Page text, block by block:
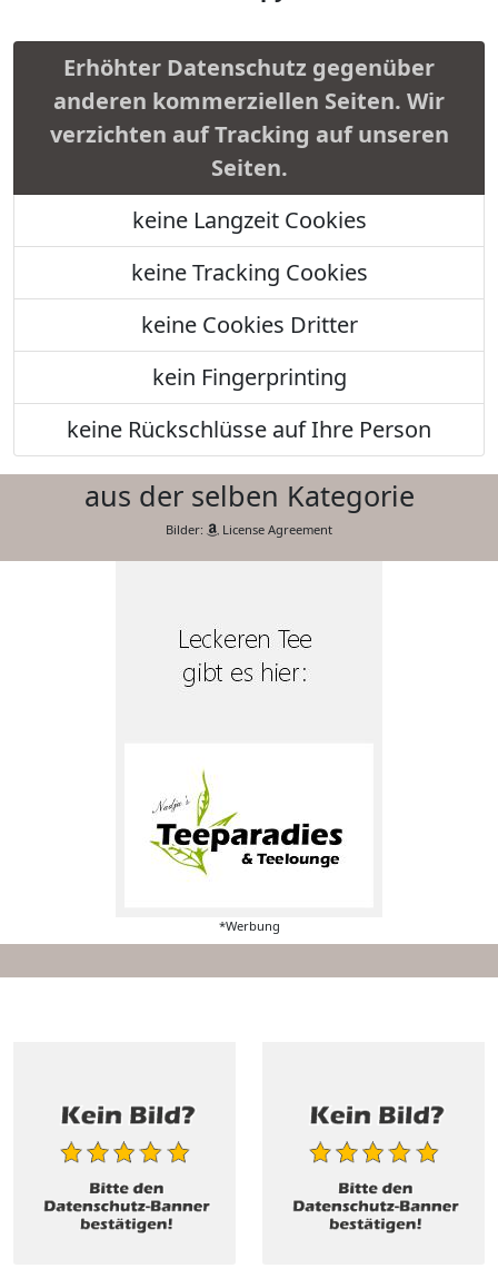
Erhöhter Datenschutz gegenüber
anderen kommerziellen Seiten. Wir
verzichten auf Tracking auf unseren
Seiten.
keine Langzeit Cookies
keine Tracking Cookies
keine Cookies Dritter
kein Fingerprinting
keine Rückschlüsse auf Ihre Person
aus der selben Kategorie
Bilder: License Agreement
*Werbung